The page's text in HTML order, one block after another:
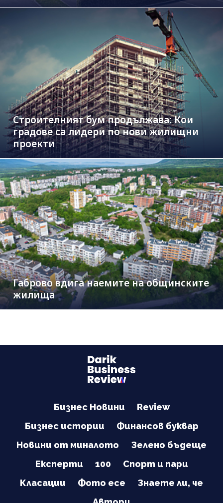
Строителният бум продължава: Кои
градове са лидери по нови жилищни
проекти
Габрово вдига наемите на общинските
жилища
Бизнес Новини
Review
Бизнес истории
Финансов буквар
Новини от миналото
Зелено бъдеще
Експерти
100
Спорт и пари
Класации
Фото есе
Знаете ли, че